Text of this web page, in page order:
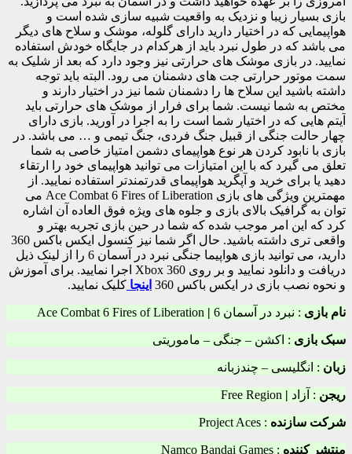
بازی بسیار زیبا و نزدیک به واقعیت شبیه سازی شده است و
هواپیمایی که در اختیار دارید دارای گلوله، موشک و سلاح های دیگر
می باشد که در طول نبرد باید از هرکدام در جایگاه خودش استفاده
نمایید. در بازی موشک های حرارتی نیز وجود دارد که بعد از شلیک به
سمت موتور حرارتی جت های دشمنان می رود. البته باید توجه
داشته باشید این سلاح ها را دشمنان شما نیز در اختیار دارند و
مختص به شما نیست. شما برای فرار از موشک های حرارتی باید
آیتم هایی که در اختیار شما است را به اجرا در آورید. بازی دارای
چهار حالت جنگی از قبیل جنگ فردی، جنگ تیمی و … می باشد. در
بازی با نابود کردن هر نوع هواپیمای دشمن امتیاز خاصی به شما
تعلق می گیرد که با این امتیازات می توانید هواپیمای خود را ارتقاء
دهید یا برای خرید و آپگرید هواپیمای قدرتمندتر استفاده نمایید. از
مهمترین ویژگی های بازی Ace Combat 6 Fires of Liberation می
توان به گرافیک بالای بازی و جلوه های ویژه فوق العاده آن اشاره
کرد که این امر موجب شده که شما در حین بازی تجربه بهتر و
واقعی تری داشته باشید. حال اگر شما نیز کنسول ایکس باکس 360
دارید، می توانید بازی هواپیما جنگی نبرد در آسمان 6 را از لینک ذیل
دریافت و دانلود نمایید و بر روی Xbox 360 اجرا نمایید. برای آموزش
و نحوه نصب بازی در ایکس باکس 360
اینجا کلیک نمایید.
نام بازی : نبرد در آسمان 6 |
سبک بازی : اکشن – جنگی – ماموریتی
زبان : انگلیسی – چندزبانه
ریجن : آزاد |
شرکت سازنده : Project Aces
منتشر کننده : Namco Bandai Games